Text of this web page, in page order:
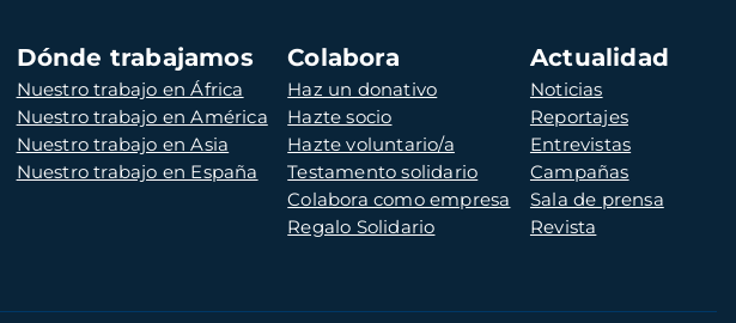
Dónde trabajamos
Nuestro trabajo en África
Nuestro trabajo en América
Nuestro trabajo en Asia
Nuestro trabajo en España
Colabora
Haz un donativo
Hazte socio
Hazte voluntario/a
Testamento solidario
Colabora como empresa
Regalo Solidario
Actualidad
Noticias
Reportajes
Entrevistas
Campañas
Sala de prensa
Revista